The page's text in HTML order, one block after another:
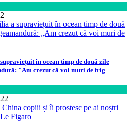
în ocean timp de două zile
"Am crezut că voi muri de frig